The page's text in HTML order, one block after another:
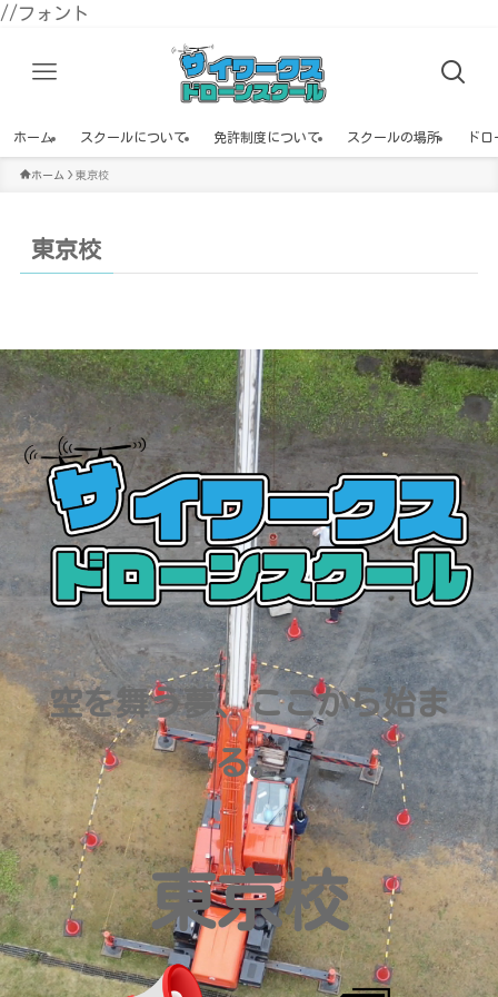
//フォント
ホーム スクールについて 免許制度について スクールの場所 ド
ホーム 東京校
東京校
空を舞う夢、ここから始ま
る。
東京校